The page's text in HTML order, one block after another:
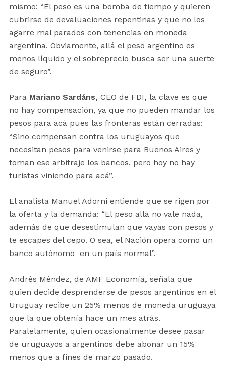
mismo: “El peso es una bomba de tiempo y quieren
cubrirse de devaluaciones repentinas y que no los
agarre mal parados con tenencias en moneda
argentina. Obviamente, allá el peso argentino es
menos líquido y el sobreprecio busca ser una suerte
de seguro”.
ParaMariano Sardáns, CEO de FDI, la clave es que
no hay compensación, ya que no pueden mandar los
pesos para acá pues las fronteras están cerradas:
“Sino compensan contra los uruguayos que
necesitan pesos para venirse para Buenos Aires y
toman ese arbitraje los bancos, pero hoy no hay
turistas viniendo para acá”.
El analista Manuel Adorni entiende que se rigen por
la oferta y la demanda: “El peso allá no vale nada,
además de que desestimulan que vayas con pesos y
te escapes del cepo. O sea, el Nación opera como un
banco autónomo en un país normal”.
Andrés Méndez, de AMF Economía, señala que
quien decide desprenderse de pesos argentinos en el
Uruguay recibe un 25% menos de moneda uruguaya
que la que obtenía hace un mes atrás.
Paralelamente, quien ocasionalmente desee pasar
de uruguayos a argentinos debe abonar un 15%
menos que a fines de marzo pasado.